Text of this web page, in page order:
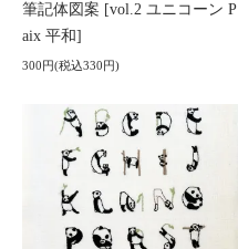
筆記体図案 [vol.2 ユニコーン P
aix 平和]
300円(税込330円)